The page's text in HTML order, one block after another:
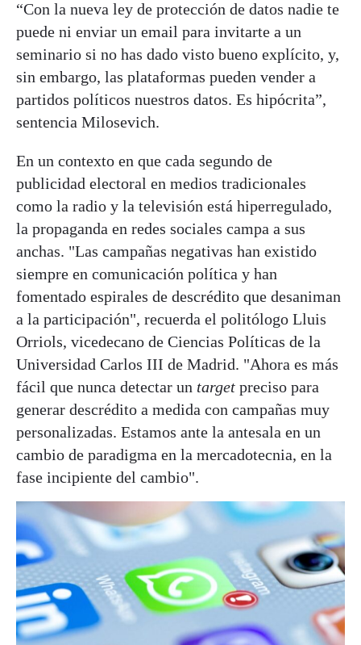
“Con la nueva ley de protección de datos nadie te
puede ni enviar un email para invitarte a un
seminario si no has dado visto bueno explícito, y,
sin embargo, las plataformas pueden vender a
partidos políticos nuestros datos. Es hipócrita”,
sentencia Milosevich.
En un contexto en que cada segundo de
publicidad electoral en medios tradicionales
como la radio y la televisión está hiperregulado,
la propaganda en redes sociales campa a sus
anchas. "Las campañas negativas han existido
siempre en comunicación política y han
fomentado espirales de descrédito que desaniman
a la participación", recuerda el politólogo Lluis
Orriols, vicedecano de Ciencias Políticas de la
Universidad Carlos III de Madrid. "Ahora es más
fácil que nunca detectar un target preciso para
generar descrédito a medida con campañas muy
personalizadas. Estamos ante la antesala en un
cambio de paradigma en la mercadotecnia, en la
fase incipiente del cambio".